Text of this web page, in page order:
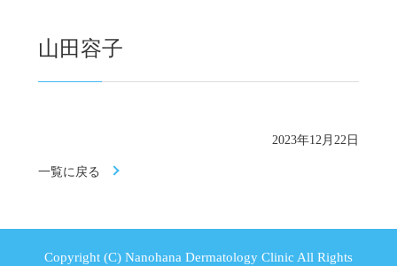
山田容子
2023年12月22日
一覧に戻る
Copyright (C) Nanohana Dermatology Clinic All Rights